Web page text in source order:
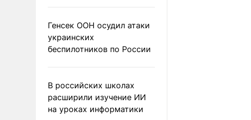
Генсек ООН осудил атаки
украинских
беспилотников по России
В российских школах
расширили изучение ИИ
на уроках информатики